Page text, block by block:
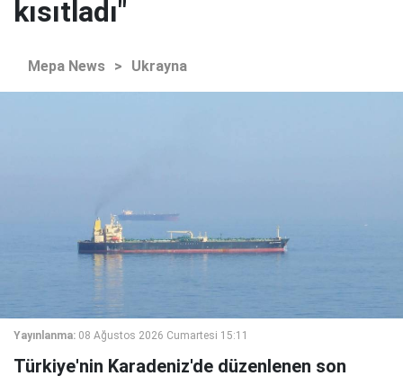
kısıtladı"
Mepa News > Ukrayna
Yayınlanma: 08 Ağustos 2026 Cumartesi 15:11
Türkiye'nin Karadeniz'de düzenlenen son